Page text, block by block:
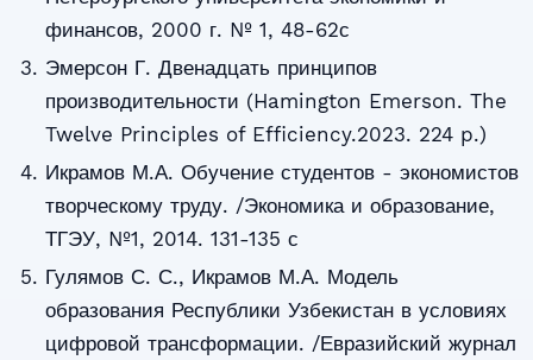
финансов, 2000 г. № 1, 48-62с
Эмерсон Г. Двенадцать принципов
производительности (Hamington Emerson. The
Twelve Principles of Efficiency.2023. 224 p.)
Икрамов М.А. Обучение студентов - экономистов
творческому труду. /Экономика и образование,
ТГЭУ, №1, 2014. 131-135 с
Гулямов С. С., Икрамов М.А. Модель
образования Республики Узбекистан в условиях
цифровой трансформации. /Евразийский журнал